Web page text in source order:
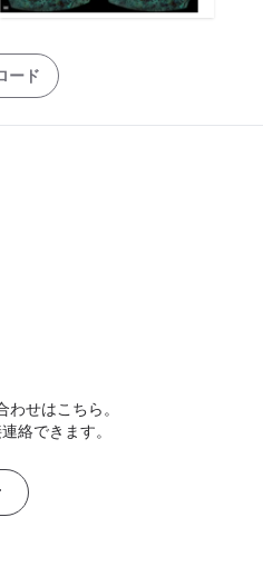
ード
せはこちら。
絡できます。